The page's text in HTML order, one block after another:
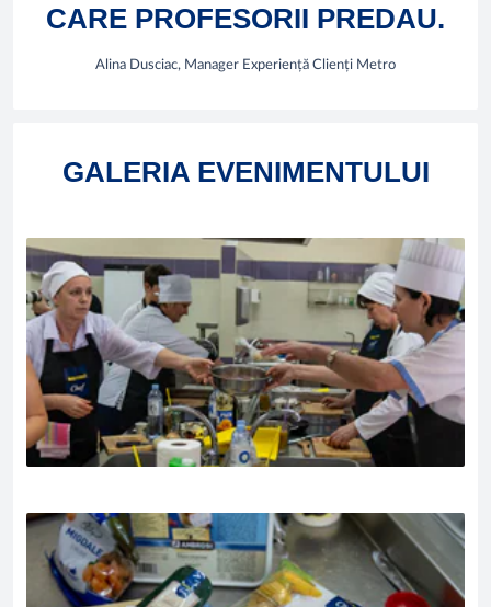
CARE PROFESORII PREDAU.
Alina Dusciac, Manager Experiență Clienți Metro
GALERIA EVENIMENTULUI